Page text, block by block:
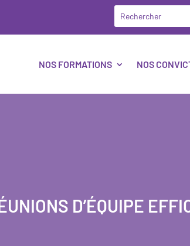
NOS FORMATIONS NOS
D’ÉQUIPE